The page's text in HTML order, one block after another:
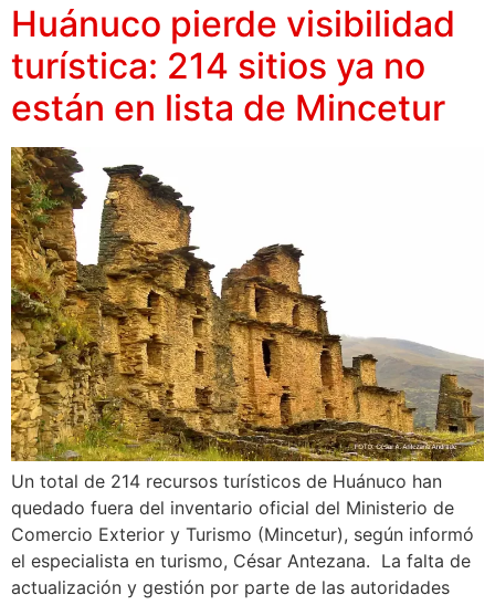
Huánuco pierde visibilidad
turística: 214 sitios ya no
están en lista de Mincetur
Un total de 214 recursos turísticos de Huánuco han
quedado fuera del inventario oficial del Ministerio de
Comercio Exterior y Turismo (Mincetur), según informó
el especialista en turismo, César Antezana. La falta de
actualización y gestión por parte de las autoridades